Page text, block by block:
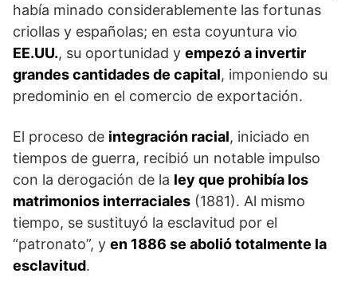
había minado considerablemente las fortunas
criollas y españolas; en esta coyuntura vio
EE.UU., su oportunidad y empezó a invertir
grandes cantidades de capital, imponiendo su
predominio en el comercio de exportación.
El proceso de integración racial, iniciado en
tiempos de guerra, recibió un notable impulso
con la derogación de la ley que prohibía los
matrimonios interraciales (1881). Al mismo
tiempo, se sustituyó la esclavitud por el
“patronato”, y en 1886 se abolió totalmente la
esclavitud.